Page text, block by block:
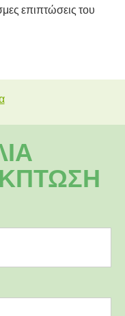
επιπτώσεις του
ΕΚΠΤΩΣΗ